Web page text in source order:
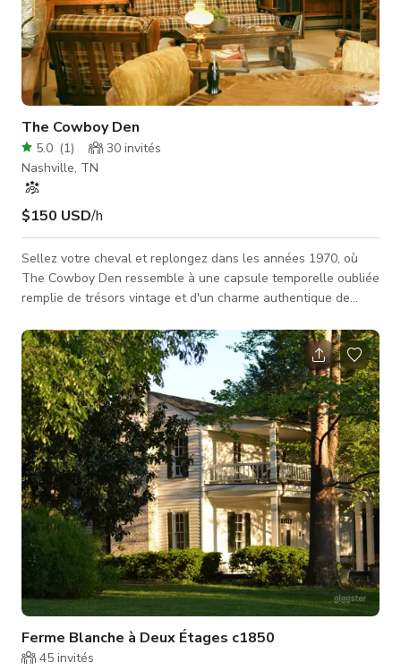
The Cowboy Den
5.0 (1) 30 invités
Nashville, TN
$150 USD/h
Sellez votre cheval et replongez dans les années 1970, où
The Cowboy Den ressemble à une capsule temporelle oubliée
remplie de trésors vintage et d'un charme authentique de
qui semblent avoir été collectés et transmis à travers des
générations de cowboys et cowgirls. Un côté de l'espace
présente un salon cowboy confortable avec un canapé à
carreaux emblématique, un tourne-disque vintage, un bar
rustique, une table de
Ferme Blanche à Deux Étages c1850
45 invités